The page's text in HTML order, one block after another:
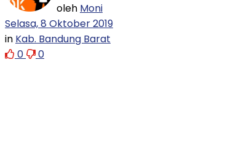
oleh Moni
Selasa, 8 Oktober 2019
in Kab. Bandung Barat
0
0